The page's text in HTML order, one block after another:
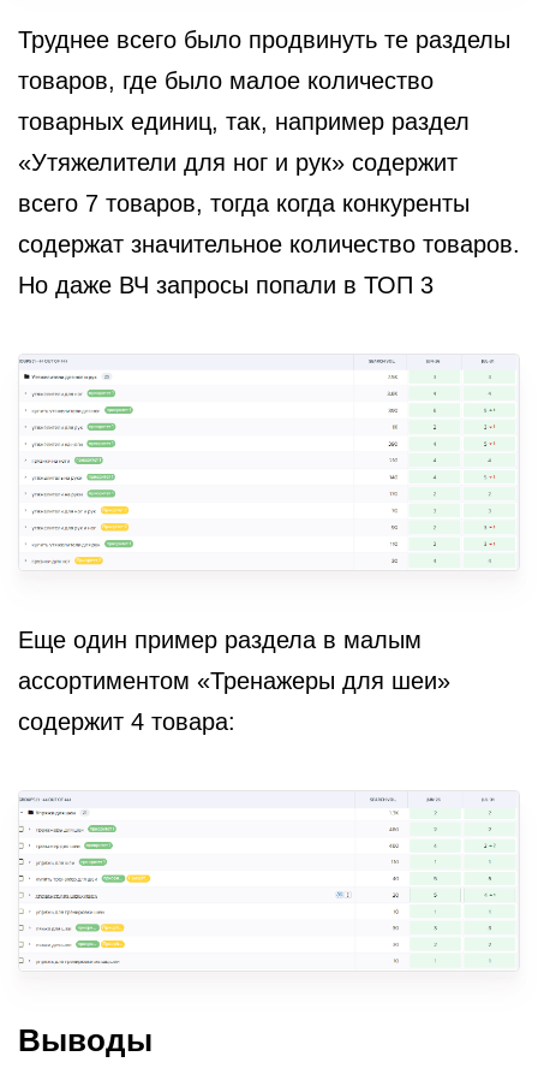
Труднее всего было продвинуть те разделы
товаров, где было малое количество
товарных единиц, так, например раздел
«Утяжелители для ног и рук» содержит
всего 7 товаров, тогда когда конкуренты
содержат значительное количество товаров.
Но даже ВЧ запросы попали в ТОП 3
Еще один пример раздела в малым
ассортиментом «Тренажеры для шеи»
содержит 4 товара:
Выводы